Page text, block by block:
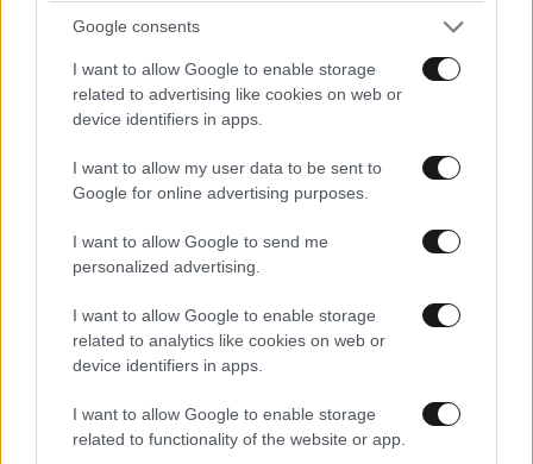
Google consents
I want to allow Google to enable storage
related to advertising like cookies on web or
device identifiers in apps.
I want to allow my user data to be sent to
Google for online advertising purposes.
I want to allow Google to send me
personalized advertising.
I want to allow Google to enable storage
related to analytics like cookies on web or
device identifiers in apps.
I want to allow Google to enable storage
related to functionality of the website or app.